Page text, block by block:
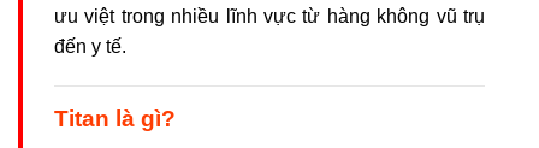
ưu việt trong nhiều lĩnh vực từ hàng không vũ trụ
đến y tế.
Titan là gì?